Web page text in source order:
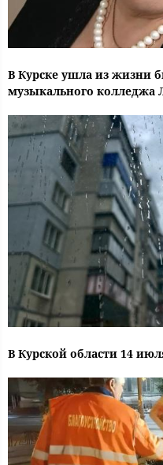
В Курске ушла из жизни
музыкального
В Курской области 14